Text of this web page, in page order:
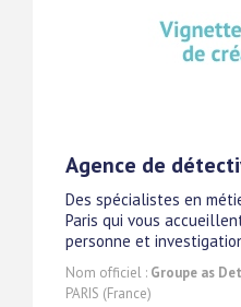
Agence de
Des spécialistes en
Paris qui vous
personne et
Nom officiel : Groupe as
PARIS (France)